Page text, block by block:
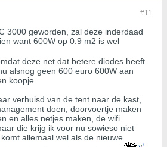
#11
3000 geworden, zal deze inderdaad
want 600W op 0.9 m2 is wel
deze net dat betere diodes heeft
alsnog geen 600 euro 600W aan
koopje.
verhuisd van de tent naar de kast,
doen, doorvoertje maken
en alles netjes maken, de wifi
die krijg ik voor nu sowieso niet
allemaal wel als de nieuwe